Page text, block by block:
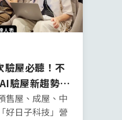
驗屋必聽！不
驗屋新趨勢
長 周昱存
售屋、成屋、中
好日子科技」營